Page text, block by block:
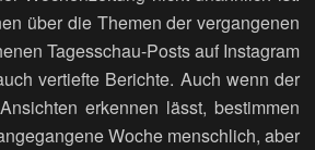
über die Themen der vergangenen
Tagesschau-Posts auf Instagram
vertiefte Berichte. Auch wenn der
erkennen lässt, bestimmen
Woche menschlich, aber